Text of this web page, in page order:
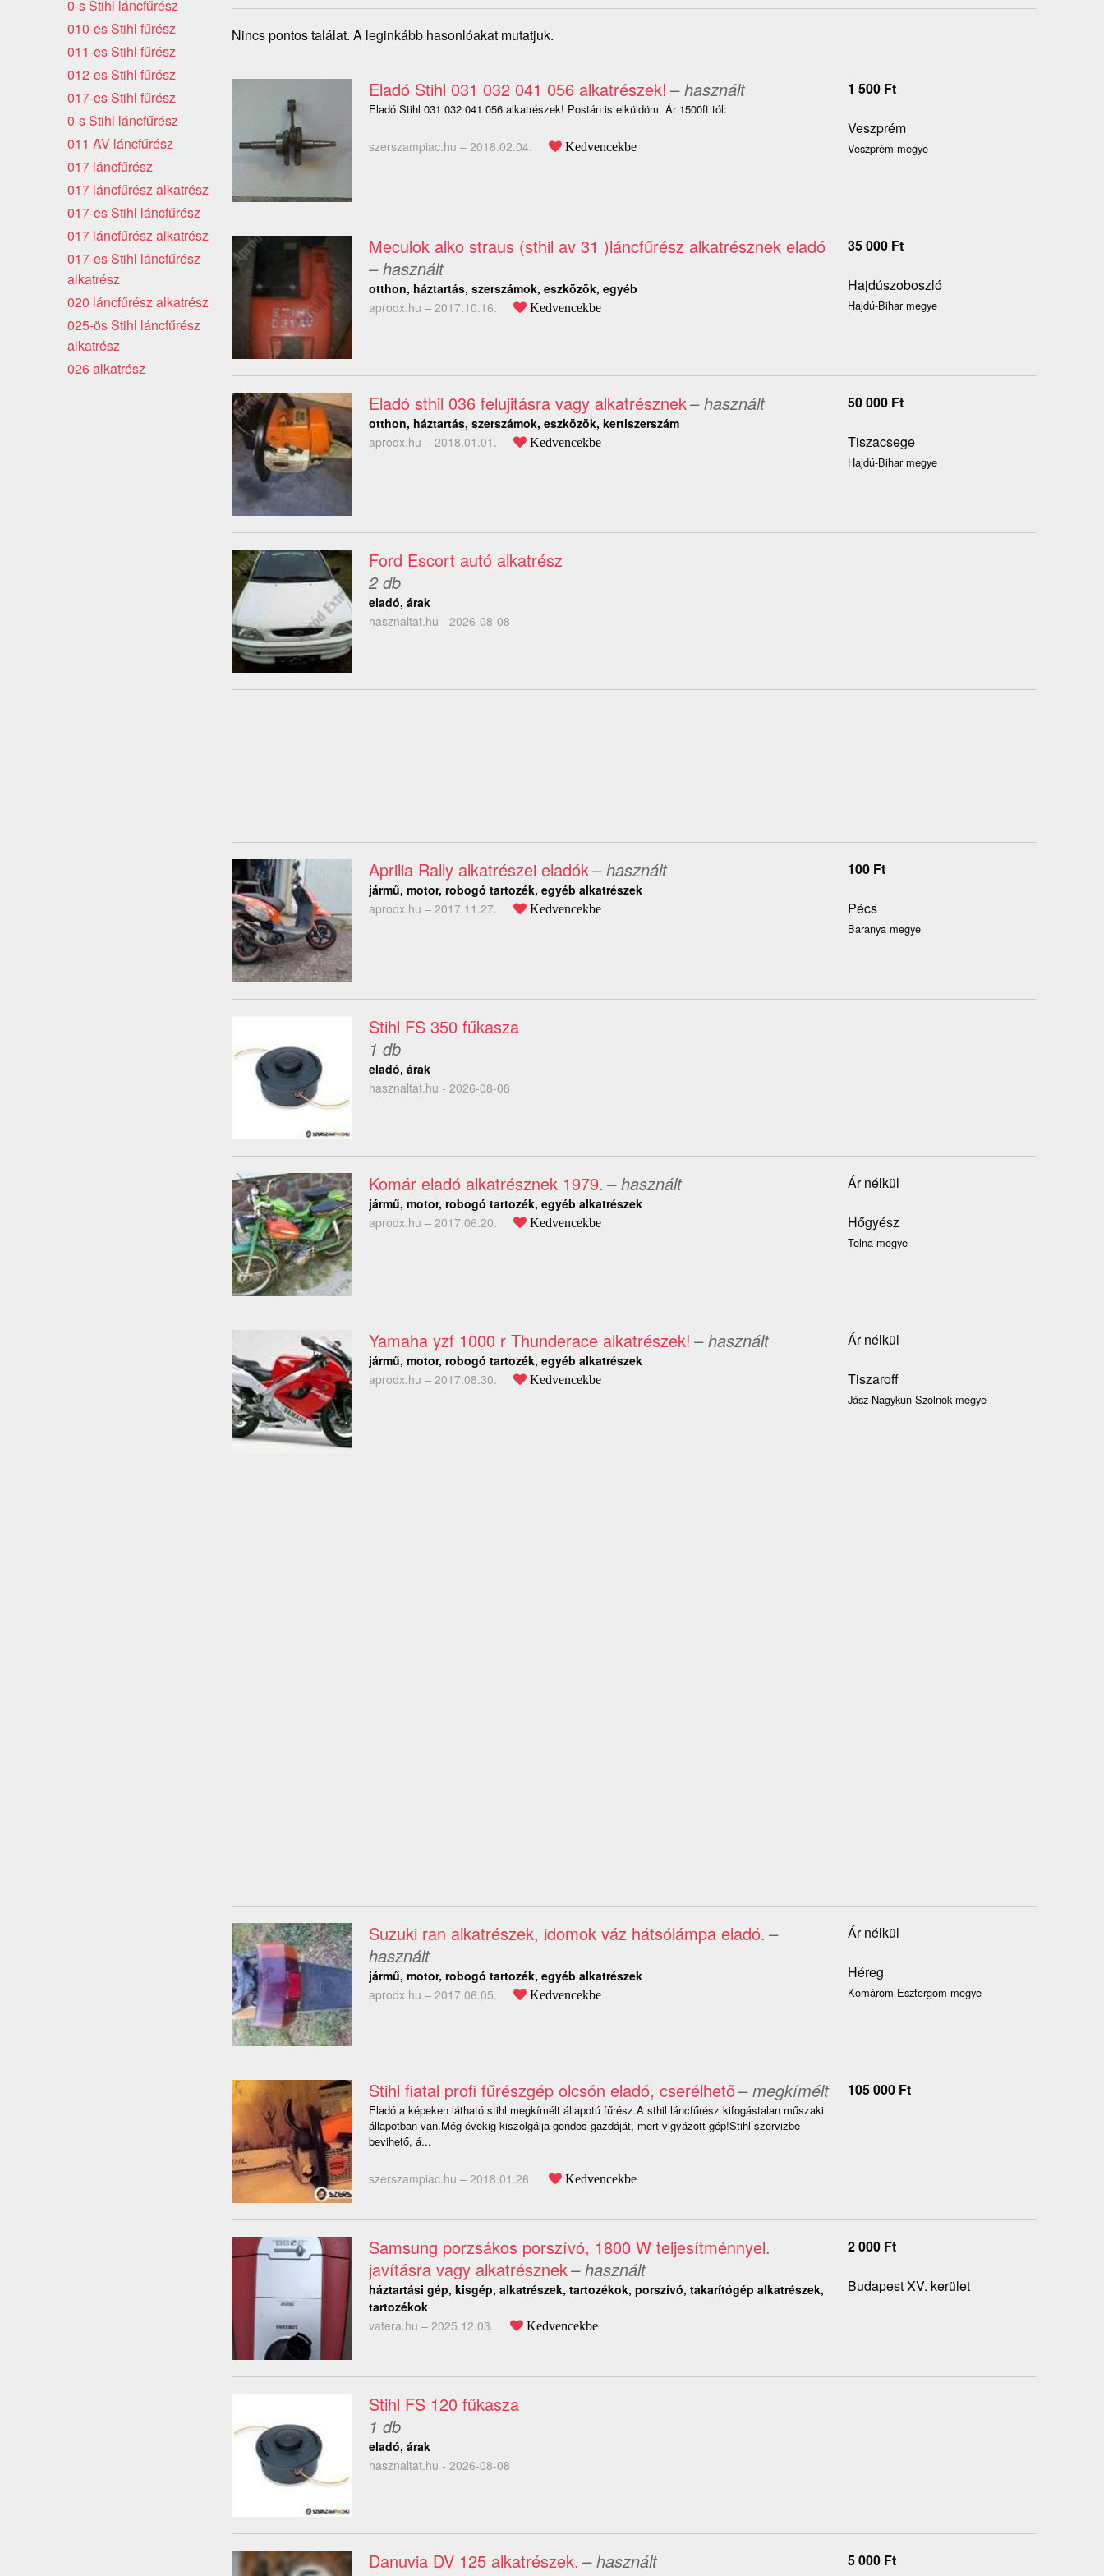
Nincs pontos találat. A leginkább hasonlóakat mutatjuk.
Eladó Stihl 031 032 041 056 alkatrészek! – használt
Eladó Stihl 031 032 041 056 alkatrészek! Postán is elküldöm. Ár 1500ft tól:
szerszampiac.hu – 2018.02.04. Kedvencekbe
1 500 Ft
Veszprém
Veszprém megye
Meculok alko straus (sthil av 31 )láncfűrész alkatrésznek eladó
– használt
otthon, háztartás, szerszámok, eszközök, egyéb
aprodx.hu – 2017.10.16. Kedvencekbe
35 000 Ft
Hajdúszoboszló
Hajdú-Bihar megye
Eladó sthil 036 felujitásra vagy alkatrésznek– használt
otthon, háztartás, szerszámok, eszközök, kertiszerszám
aprodx.hu – 2018.01.01. Kedvencekbe
50 000 Ft
Tiszacsege
Hajdú-Bihar megye
Ford Escort autó alkatrész
2 db
eladó, árak
hasznaltat.hu - 2026-08-08
Aprilia Rally alkatrészei eladók– használt
jármű, motor, robogó tartozék, egyéb alkatrészek
aprodx.hu – 2017.11.27. Kedvencekbe
100 Ft
Pécs
Baranya megye
Stihl FS 350 fűkasza
1 db
eladó, árak
hasznaltat.hu - 2026-08-08
Komár eladó alkatrésznek 1979. – használt
jármű, motor, robogó tartozék, egyéb alkatrészek
aprodx.hu – 2017.06.20. Kedvencekbe
Ár nélkül
Hőgyész
Tolna megye
Yamaha yzf 1000 r Thunderace alkatrészek! – használt
jármű, motor, robogó tartozék, egyéb alkatrészek
aprodx.hu – 2017.08.30. Kedvencekbe
Ár nélkül
Tiszaroff
Jász-Nagykun-Szolnok megye
Suzuki ran alkatrészek, idomok váz hátsólámpa eladó. –
használt
jármű, motor, robogó tartozék, egyéb alkatrészek
aprodx.hu – 2017.06.05. Kedvencekbe
Ár nélkül
Héreg
Komárom-Esztergom megye
Stihl fiatal profi fűrészgép olcsón eladó, cserélhető– megkímélt
Eladó a képeken látható stihl megkímélt állapotú fűrész.A sthil láncfűrész kifogástalan műszaki
állapotban van.Még évekig kiszolgálja gondos gazdáját, mert vigyázott gép!Stihl szervizbe
bevihető, á...
szerszampiac.hu – 2018.01.26. Kedvencekbe
105 000 Ft
Samsung porzsákos porszívó, 1800 W teljesítménnyel.
javításra vagy alkatrésznek– használt
háztartási gép, kisgép, alkatrészek, tartozékok, porszívó, takarítógép alkatrészek,
tartozékok
vatera.hu – 2025.12.03. Kedvencekbe
2 000 Ft
Budapest XV. kerület
Stihl FS 120 fűkasza
1 db
eladó, árak
hasznaltat.hu - 2026-08-08
Danuvia DV 125 alkatrészek. – használt 5 000 Ft
0-s Stihl láncfűrész
010-es Stihl fűrész
011-es Stihl fűrész
012-es Stihl fűrész
017-es Stihl fűrész
0-s Stihl láncfűrész
011 AV láncfűrész
017 láncfűrész
017 láncfűrész alkatrész
017-es Stihl láncfűrész
017 láncfűrész alkatrész
017-es Stihl láncfűrész
alkatrész
020 láncfűrész alkatrész
025-ös Stihl láncfűrész
alkatrész
026 alkatrész